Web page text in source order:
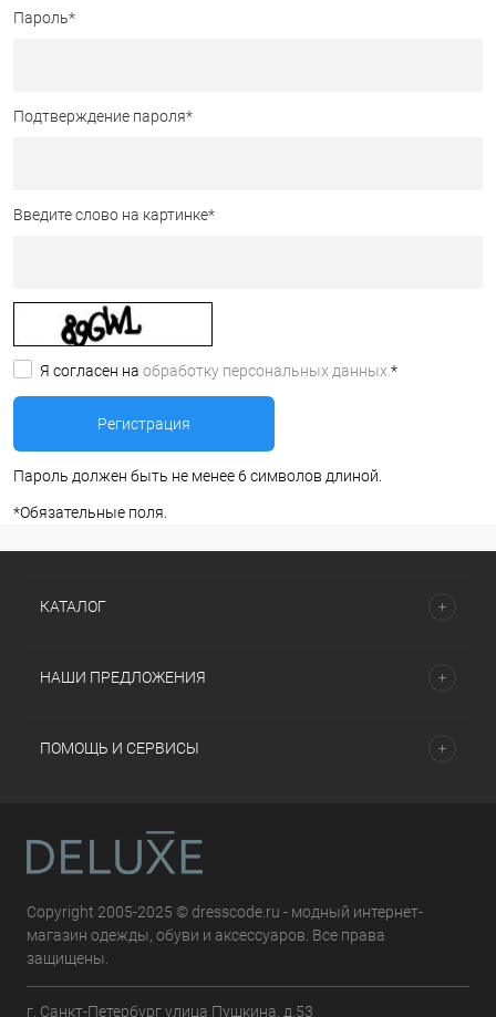
Пароль*
Подтверждение пароля*
Введите слово на картинке*
Я согласен на обработку персональных данных. *
Пароль должен быть не менее 6 символов длиной.
*Обязательные поля.
КАТАЛОГ
НАШИ ПРЕДЛОЖЕНИЯ
ПОМОЩЬ И СЕРВИСЫ
Copyright 2005-2025 © dresscode.ru - модный интернет-
магазин одежды, обуви и аксессуаров. Все права
защищены.
г. Санкт-Петербург улица Пушкина, д.53